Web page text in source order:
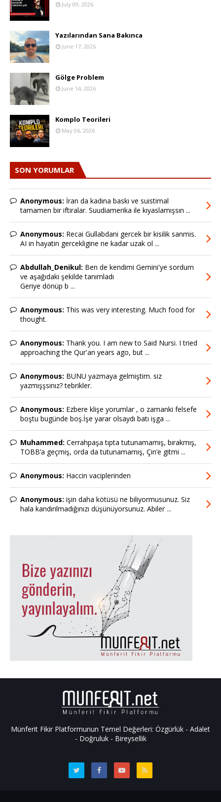
July 09, 2026
Yazılarından Sana Bakınca
June 17, 2026
Gölge Problem
June 14, 2026
Komplo Teorileri
May 06, 2026
SON YORUMLAR
Anonymous: İran da kadına baskı ve suistimal
tamamen bir iftiralar. Suudiamerika ile kıyaslamışsın ...
Anonymous: Recai Gullabdani gercek bir kisilik sanmis.
AI in hayatin gercekligine ne kadar uzak ol ...
Abdullah_Denikul: Ben de kendimi Gemini'ye sordum
ve aşağıdaki şekilde tanımladı
Geriye dönüp b ...
Anonymous: This was very interesting. Much food for
thought.
Anonymous: Thank you. I am new to Said Nursi. I tried
approaching the Qur'an years ago, but ...
Anonymous: BUNU yazmaya gelmiştim. siz
yazmışşsınız? tebrikler.
Anonymous: Ezbere klişe yorumlar , o zamanki felsefe
boştu bugünde boş.İşe yarar olsaydı batı işga ...
Muhammed: Cerrahpaşa tıpta tutunamamış, bırakmış,
TOBB’a geçmiş, orda da tutunamamış, Çin’e gitmi ...
Anonymous: Haccin vaciplerinden
Anonymous: işin daha kötüsü ne biliyormusunuz. Siz
hala kandırılmadığınızı düşünüyorsunuz. Abiler ...
Münferit Fikir Platformunun Temel Değerleri: Özgürlük - Adalet
- Doğruluk - Bireysellik